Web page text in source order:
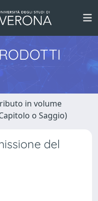
in volume
o Saggio)
del